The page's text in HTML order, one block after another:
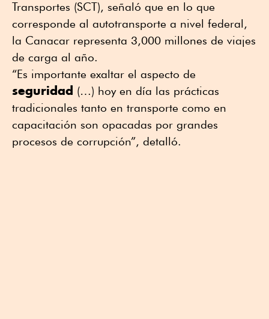
Transportes (SCT), señaló que en lo que
corresponde al autotransporte a nivel federal,
la Canacar representa 3,000 millones de viajes
de carga al año.
“Es importante exaltar el aspecto de
seguridad (…) hoy en día las prácticas
tradicionales tanto en transporte como en
capacitación son opacadas por grandes
procesos de corrupción”, detalló.